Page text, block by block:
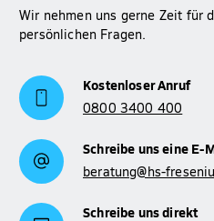
Wir nehmen uns gerne Zeit für
persönlichen Fragen.
Kostenloser Anruf
0800 3400 400
Schreibe uns eine E-
beratung@hs-
Schreibe uns direkt